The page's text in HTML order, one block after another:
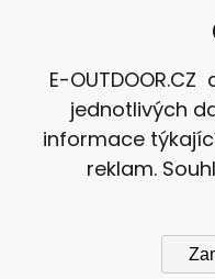
Ochrana osobních údajů
E-
jednotlivých
informace
reklam.